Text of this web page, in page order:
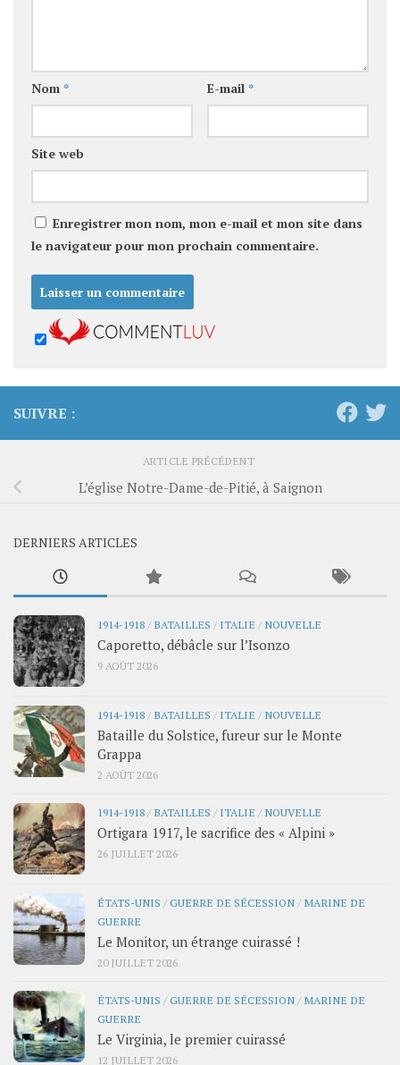
Nom * E-mail *
Site web
Enregistrer mon nom, mon e-mail et mon site dans
le navigateur pour mon prochain commentaire.
SUIVRE :
ARTICLE PRÉCÉDENT
L’église Notre-Dame-de-Pitié, à Saignon
DERNIERS ARTICLES
1914-1918 / BATAILLES / ITALIE / NOUVELLE
Caporetto, débâcle sur l’Isonzo
9 AOÛT 2026
1914-1918 / BATAILLES / ITALIE / NOUVELLE
Bataille du Solstice, fureur sur le Monte
Grappa
2 AOÛT 2026
1914-1918 / BATAILLES / ITALIE / NOUVELLE
Ortigara 1917, le sacrifice des « Alpini »
26 JUILLET 2026
ÉTATS-UNIS /GUERRE DE SÉCESSION / MARINE DE
GUERRE
Le Monitor, un étrange cuirassé !
20 JUILLET 2026
ÉTATS-UNIS /GUERRE DE SÉCESSION / MARINE DE
GUERRE
Le Virginia, le premier cuirassé
12 JUILLET 2026